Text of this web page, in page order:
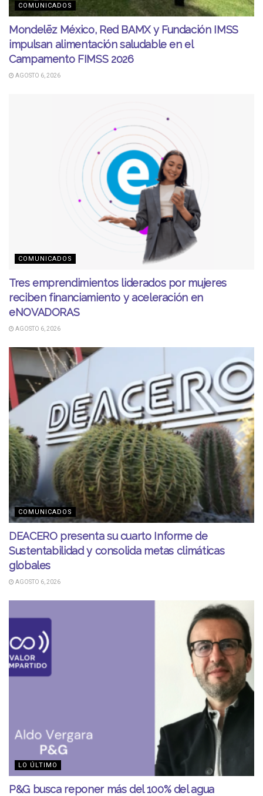
COMUNICADOS
Mondelēz México, Red BAMX y Fundación IMSS
impulsan alimentación saludable en el
Campamento FIMSS 2026
AGOSTO 6, 2026
COMUNICADOS
Tres emprendimientos liderados por mujeres
reciben financiamiento y aceleración en
eNOVADORAS
AGOSTO 6, 2026
COMUNICADOS
DEACERO presenta su cuarto Informe de
Sustentabilidad y consolida metas climáticas
globales
AGOSTO 6, 2026
LO ÚLTIMO
P&G busca reponer más del 100% del agua